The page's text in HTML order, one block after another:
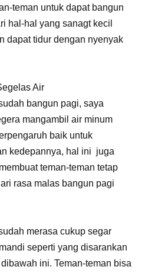
teman untuk dapat bangun
hal-hal yang sanagt kecil
dapat tidur dengan nyenyak
Air
bangun pagi, saya
mangambil air minum
baik untuk
kedepannya, hal ini juga
teman-teman tetap
rasa malas bangun pagi
merasa cukup segar
seperti yang disarankan
ini. Teman-teman bisa